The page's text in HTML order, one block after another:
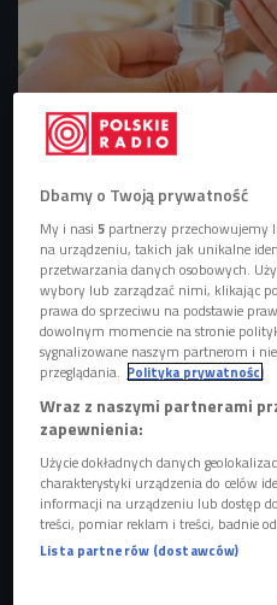
Dlaczego sól może być szkodliwa?
Nowe badanie
Uniwersytetu w Edynburgu
dużo soli może się
odczuwanego stresu.
Badacze nie od dziś
pozbyć się solniczki z
naszemu sercu i układowi
badaniom wiemy, że wpływa
Dbamy o Twoją prywatność
My i nasi5 partnerzy przechowujemy
na urządzeniu, takich jak unikalne
przetwarzania danych osobowych.
wybory lub zarządzać nimi, klikając
prawa do sprzeciwu na podstawie
dowolnym momencie na stronie
sygnalizowane naszym partnerom i
przeglądania. Polityka prywatności
Wraz z naszymi partnerami
zapewnienia:
Użycie dokładnych danych
charakterystyki urządzenia do celów
informacji na urządzeniu lub dostęp
treści, pomiar reklam i treści, badnie
Lista partnerów (dostawców)